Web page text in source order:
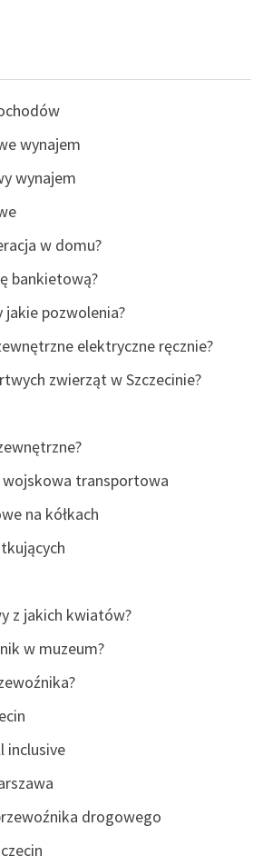
wynajem
wynajem
w domu?
bankietową?
jakie pozwolenia?
elektryczne ręcznie?
zwierząt w Szczecinie?
wojskowa transportowa
na kółkach
z jakich kwiatów?
w muzeum?
inclusive
drogowego